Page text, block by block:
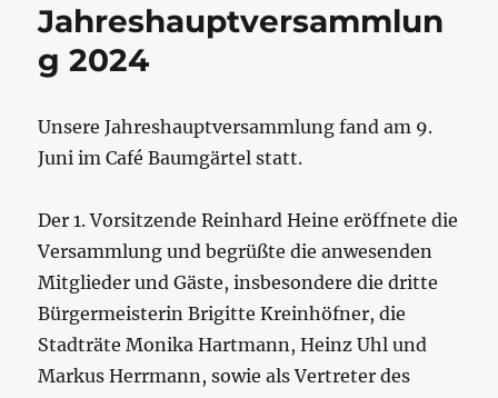
Jahreshauptversammlun
g 2024
Unsere Jahreshauptversammlung fand am 9.
Juni im Café Baumgärtel statt.
Der 1. Vorsitzende Reinhard Heine eröffnete die
Versammlung und begrüßte die anwesenden
Mitglieder und Gäste, insbesondere die dritte
Bürgermeisterin Brigitte Kreinhöfner, die
Stadträte Monika Hartmann, Heinz Uhl und
Markus Herrmann, sowie als Vertreter des